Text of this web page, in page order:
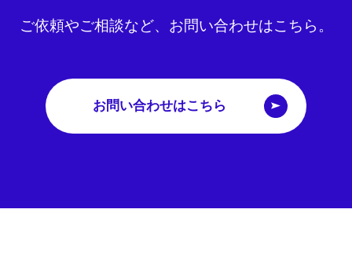
ご依頼やご相談など、お問い合わせはこちら。
お問い合わせはこちら